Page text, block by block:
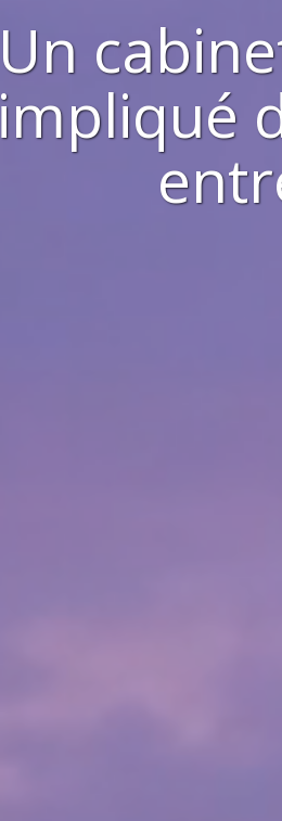
Un
impliqué